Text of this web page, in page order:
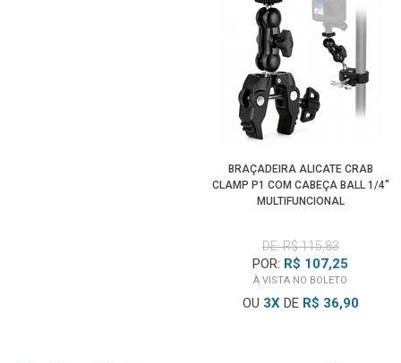
BRAÇADEIRA ALICATE CRAB
CLAMP P1 COM CABEÇA BALL 1/4"
MULTIFUNCIONAL
DE: R$ 115,83
POR: R$ 107,25
À VISTA NO BOLETO
OU 3XDE R$ 36,90